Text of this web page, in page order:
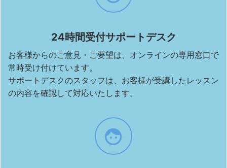
24時間受付サポートデスク
お客様からのご意見・ご要望は、オンラインの専用窓口で
常時受け付けています。
サポートデスクのスタッフは、お客様が受講したレッスン
の内容を確認して対応いたします。